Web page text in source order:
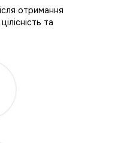
отримання
та